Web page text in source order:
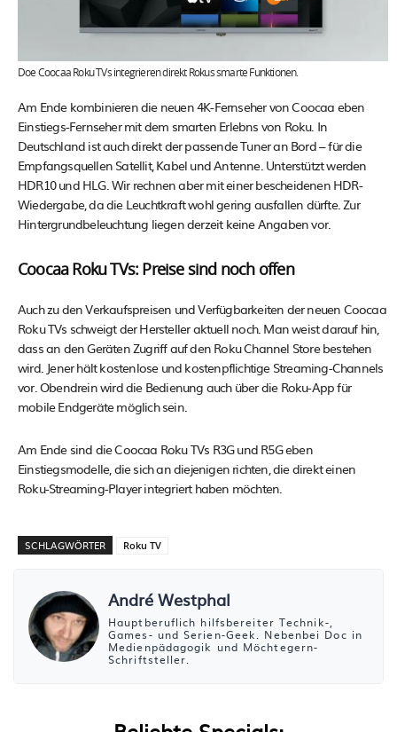
Doe Coocaa Roku TVs integrieren direkt Rokus smarte Funktionen.
Am Ende kombinieren die neuen 4K-Fernseher von Coocaa eben
Einstiegs-Fernseher mit dem smarten Erlebns von Roku. In
Deutschland ist auch direkt der passende Tuner an Bord – für die
Empfangsquellen Satellit, Kabel und Antenne. Unterstützt werden
HDR10 und HLG. Wir rechnen aber mit einer bescheidenen HDR-
Wiedergabe, da die Leuchtkraft wohl gering ausfallen dürfte. Zur
Hintergrundbeleuchtung liegen derzeit keine Angaben vor.
Coocaa Roku TVs: Preise sind noch offen
Auch zu den Verkaufspreisen und Verfügbarkeiten der neuen Coocaa
Roku TVs schweigt der Hersteller aktuell noch. Man weist darauf hin,
dass an den Geräten Zugriff auf den Roku Channel Store bestehen
wird. Jener hält kostenlose und kostenpflichtige Streaming-Channels
vor. Obendrein wird die Bedienung auch über die Roku-App für
mobile Endgeräte möglich sein.
Am Ende sind die Coocaa Roku TVs R3G und R5G eben
Einstiegsmodelle, die sich an diejenigen richten, die direkt einen
Roku-Streaming-Player integriert haben möchten.
SCHLAGWÖRTER Roku TV
André Westphal
Hauptberuflich hilfsbereiter Technik-,
Games- und Serien-Geek. Nebenbei Doc in
Medienpädagogik und Möchtegern-
Schriftsteller.